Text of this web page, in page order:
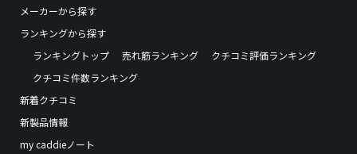
メーカーから探す
ランキングから探す
ランキングトップ
売れ筋ランキング
クチコミ評価ランキング
クチコミ件数ランキング
新着クチコミ
新製品情報
my caddieノート